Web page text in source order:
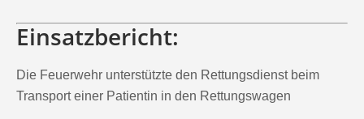
Einsatzbericht:
Die Feuerwehr unterstützte den Rettungsdienst beim
Transport einer Patientin in den Rettungswagen